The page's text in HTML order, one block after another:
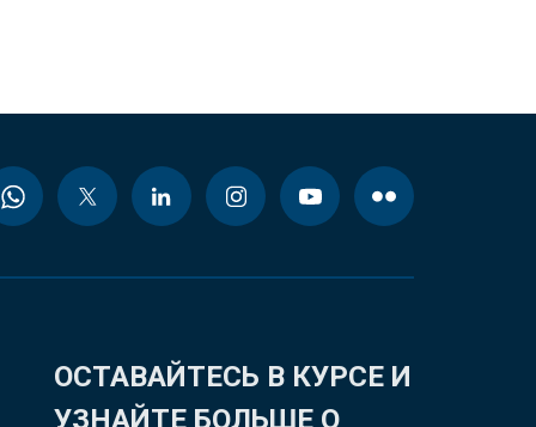
ОСТАВАЙТЕСЬ В КУРСЕ И
УЗНАЙТЕ БОЛЬШЕ О